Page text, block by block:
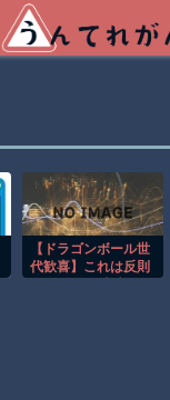
【ドラゴンボール世
代歓喜】これは反則